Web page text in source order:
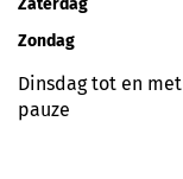
Zaterdag
Zondag
Dinsdag tot en
pauze